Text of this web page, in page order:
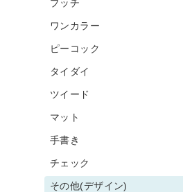
プッチ
ワンカラー
ピーコック
タイダイ
ツイード
マット
手書き
チェック
その他(デザイン)